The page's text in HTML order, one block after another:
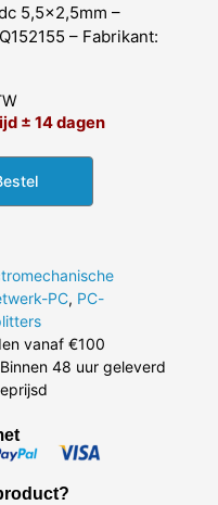
5,5×2,5mm –
– Fabrikant:
± 14 dagen
PC, PC-
vanaf €100
48 uur geleverd